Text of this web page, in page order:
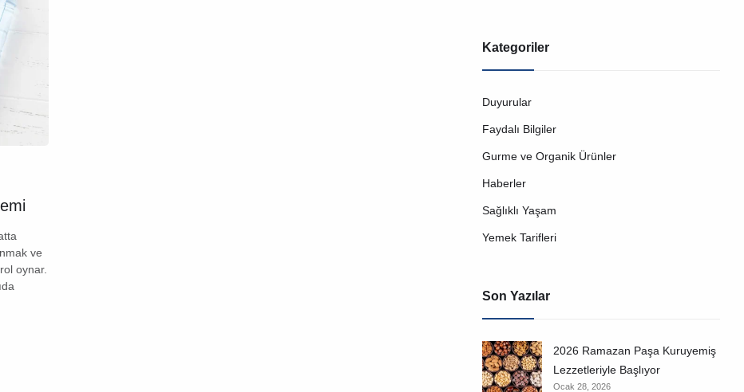
ve
oynar.
Kategoriler
Duyurular
Faydalı Bilgiler
Gurme ve Organik Ürünler
Haberler
Sağlıklı Yaşam
Yemek Tarifleri
Son Yazılar
2026 Ramazan Paşa Kuruyemiş
Lezzetleriyle Başlıyor
Ocak 28, 2026